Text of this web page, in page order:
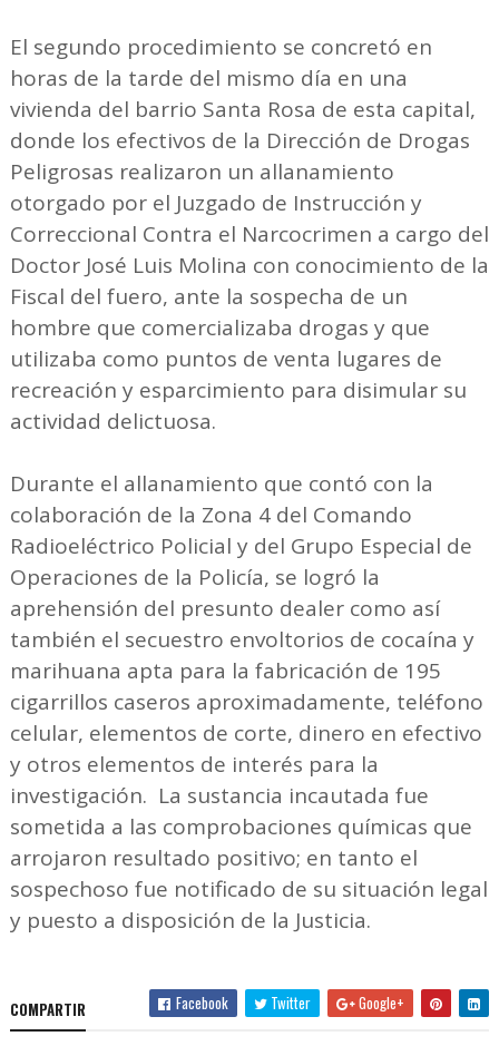
El segundo procedimiento se concretó en
horas de la tarde del mismo día en una
vivienda del barrio Santa Rosa de esta capital,
donde los efectivos de la Dirección de Drogas
Peligrosas realizaron un allanamiento
otorgado por el Juzgado de Instrucción y
Correccional Contra el Narcocrimen a cargo del
Doctor José Luis Molina con conocimiento de la
Fiscal del fuero, ante la sospecha de un
hombre que comercializaba drogas y que
utilizaba como puntos de venta lugares de
recreación y esparcimiento para disimular su
actividad delictuosa.
Durante el allanamiento que contó con la
colaboración de la Zona 4 del Comando
Radioeléctrico Policial y del Grupo Especial de
Operaciones de la Policía, se logró la
aprehensión del presunto dealer como así
también el secuestro envoltorios de cocaína y
marihuana apta para la fabricación de 195
cigarrillos caseros aproximadamente, teléfono
celular, elementos de corte, dinero en efectivo
y otros elementos de interés para la
investigación. La sustancia incautada fue
sometida a las comprobaciones químicas que
arrojaron resultado positivo; en tanto el
sospechoso fue notificado de su situación legal
y puesto a disposición de la Justicia.
COMPARTIR Facebook Twitter Google+